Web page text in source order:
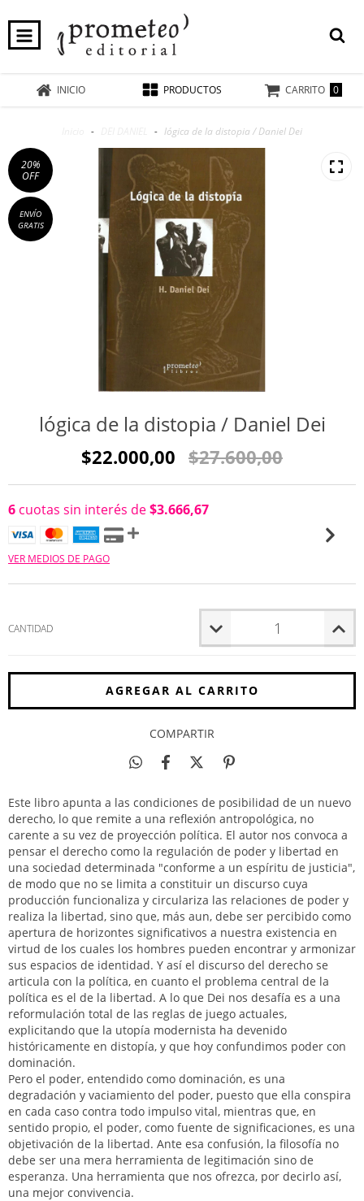
INICIO PRODUCTOS CARRITO 0
- - lógica de la distopia / Daniel Dei
20%
OFF
ENVÍO
GRATIS
lógica de la distopia / Daniel Dei
$22.000,00 $27.600,00
6 cuotas sin interés de$3.666,67
VER MEDIOS DE PAGO
CANTIDAD
COMPARTIR
Este libro apunta a las condiciones de posibilidad de un nuevo
derecho, lo que remite a una reflexión antropológica, no
carente a su vez de proyección política. El autor nos convoca a
pensar el derecho como la regulación de poder y libertad en
una sociedad determinada "conforme a un espíritu de justicia",
de modo que no se limita a constituir un discurso cuya
producción funcionaliza y circulariza las relaciones de poder y
realiza la libertad, sino que, más aun, debe ser percibido como
apertura de horizontes significativos a nuestra existencia en
virtud de los cuales los hombres pueden encontrar y armonizar
sus espacios de identidad. Y así el discurso del derecho se
articula con la política, en cuanto el problema central de la
política es el de la libertad. A lo que Dei nos desafía es a una
reformulación total de las reglas de juego actuales,
explicitando que la utopía modernista ha devenido
históricamente en distopía, y que hoy confundimos poder con
dominación.
Pero el poder, entendido como dominación, es una
degradación y vaciamiento del poder, puesto que ella conspira
en cada caso contra todo impulso vital, mientras que, en
sentido propio, el poder, como fuente de significaciones, es una
objetivación de la libertad. Ante esa confusión, la filosofía no
debe ser una mera herramienta de legitimación sino de
esperanza. Una herramienta que nos ofrezca, por decirlo así,
una mejor convivencia.